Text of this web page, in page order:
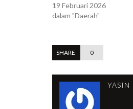
19 Februari 2026
dalam "Daerah"
SHARE 0
YASIN